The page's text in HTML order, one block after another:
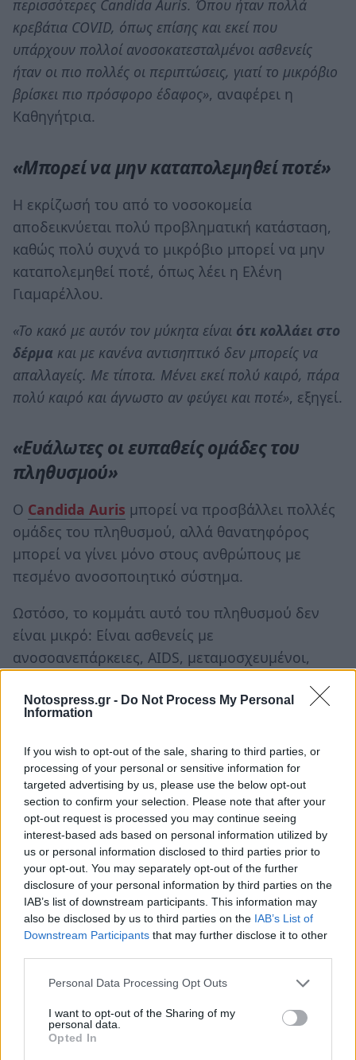
Notospress.gr - Do Not Process My Personal
Information
If you wish to opt-out of the sale, sharing to third parties, or
processing of your personal or sensitive information for
targeted advertising by us, please use the below opt-out
section to confirm your selection. Please note that after your
opt-out request is processed you may continue seeing
interest-based ads based on personal information utilized by
us or personal information disclosed to third parties prior to
your opt-out. You may separately opt-out of the further
disclosure of your personal information by third parties on the
IAB’s list of downstream participants. This information may
also be disclosed by us to third parties on the IAB’s List of
Downstream Participants that may further disclose it to other
Personal Data Processing Opt Outs
I want to opt-out of the Sharing of my
personal data.
Opted In
περισσότερες Candida Auris. Όπου ήταν πολλά
κρεβάτια COVID, όπως επίσης και εκεί που
υπάρχουν πολλοί ανοσοκατεσταλμένοι ασθενείς
ήταν οι πιο πολλές οι περιπτώσεις, γιατί το μικρόβιο
βρίσκει πιο πρόσφορο έδαφος», αναφέρει η
Καθηγήτρια.
«Μπορεί να μην καταπολεμηθεί ποτέ»
Η εκρίζωσή του από το νοσοκομεία
αποδεικνύεται πολύ προβληματική κατάσταση,
καθώς πολύ συχνά το μικρόβιο μπορεί να μην
καταπολεμηθεί ποτέ, όπως λέει η Ελένη
Γιαμαρέλλου.
«Το κακό με αυτόν τον μύκητα είναι ότι κολλάει στο
δέρμα και με κανένα αντισηπτικό δεν μπορείς να
απαλλαγείς. Με τίποτα. Μένει εκεί πολύ καιρό, πάρα
πολύ καιρό και άγνωστο αν φεύγει και ποτέ», εξηγεί.
«Ευάλωτες οι ευπαθείς ομάδες του
πληθυσμού»
Ο Candida Auris μπορεί να προσβάλλει πολλές
ομάδες του πληθυσμού, αλλά θανατηφόρος
μπορεί να γίνει μόνο στους ανθρώπους με
πεσμένο ανοσοποιητικό σύστημα.
Ωστόσο, το κομμάτι αυτό του πληθυσμού δεν
είναι μικρό: Είναι ασθενείς με
ανοσοανεπάρκειες, AIDS, μεταμοσχευμένοι,
και καρκινοπαθείς.
μικρόβια, τα νοσοκομεία και κυρίως οι Μονάδες
Εντατικής Θεραπείας, αποτελούν εστίες
μετάδοσης.
«Σαν μύκητας που είναι,οι μύκητες προτιμούν τα
άτομα που δεν δουλεύει καλά το ανοσοποιητικό
τους. Κι αν δεν δουλεύει καλά, κι αυτός υπάρχει
κάπου, εύκολα θα διασπαρεί», λέει.
Δείτε την απεικόνιση με τα πρόσφατα
στις ΗΠΑ, από το CDC.